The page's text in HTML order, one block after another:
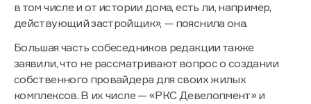
телекоммуникационной инфраструктуре. Это зависит
в том числе и от истории дома, есть ли, например,
Большая часть собеседников редакции также
заявили, что не рассматривают вопрос о создании
собственного провайдера для своих жилых